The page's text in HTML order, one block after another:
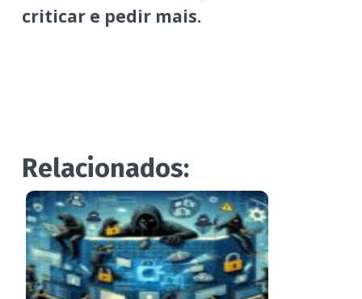
criticar e pedir mais.
Relacionados: